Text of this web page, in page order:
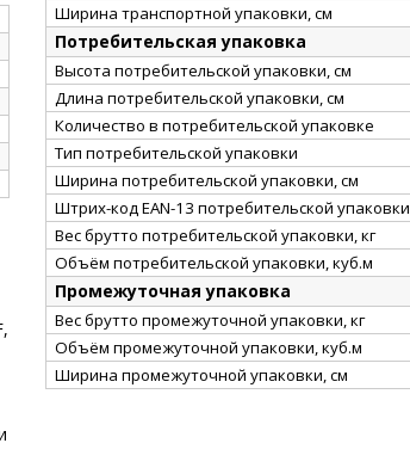
Ширина транспортной упаковки, см
Потребительская упаковка
Высота потребительской упаковки, см
Длина потребительской упаковки, см
Количество в потребительской упаковке
Тип потребительской упаковки
Ширина потребительской упаковки, см
Штрих-код EAN-13 потребительской упаковки
Вес брутто потребительской упаковки, кг
Объём потребительской упаковки, куб.м
Промежуточная упаковка
Вес брутто промежуточной упаковки, кг
Объём промежуточной упаковки, куб.м
Ширина промежуточной упаковки, см